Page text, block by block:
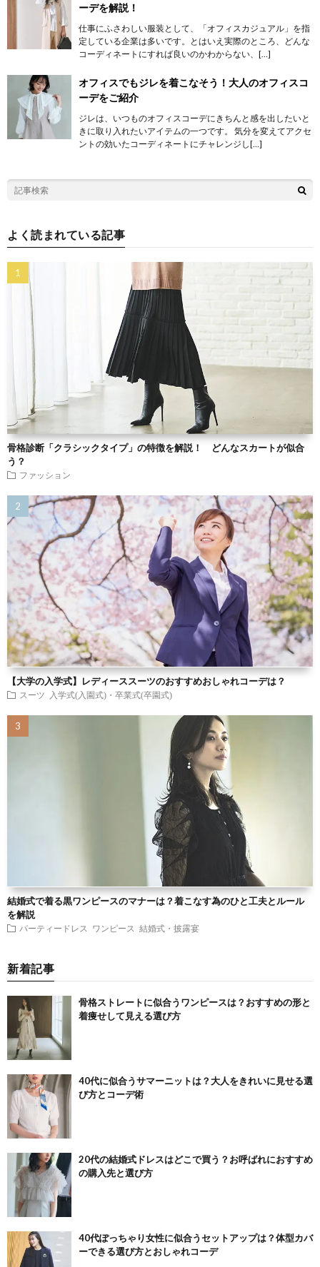
ーデを解説！
仕事にふさわしい服装として、「オフィスカジュアル」を指
定している企業は多いです。とはいえ実際のところ、どんな
コーディネートにすれば良いのかわからない、[…]
オフィスでもジレを着こなそう！大人のオフィスコ
ーデをご紹介
ジレは、いつものオフィスコーデにきちんと感を出したいと
きに取り入れたいアイテムの一つです。 気分を変えてアクセ
ントの効いたコーディネートにチャレンジし[…]
よく読まれている記事
骨格診断「クラシックタイプ」の特徴を解説！ どんなスカートが似合
う？
ファッション
【大学の入学式】レディーススーツのおすすめおしゃれコーデは？
スーツ 入学式(入園式)・卒業式(卒園式)
結婚式で着る黒ワンピースのマナーは？着こなす為のひと工夫とルール
を解説
パーティードレス ワンピース 結婚式・披露宴
新着記事
骨格ストレートに似合うワンピースは？おすすめの形と
着痩せして見える選び方
40代に似合うサマーニットは？大人をきれいに見せる選
び方とコーデ術
20代の結婚式ドレスはどこで買う？お呼ばれにおすすめ
の購入先と選び方
40代ぽっちゃり女性に似合うセットアップは？体型カバ
ーできる選び方とおしゃれコーデ